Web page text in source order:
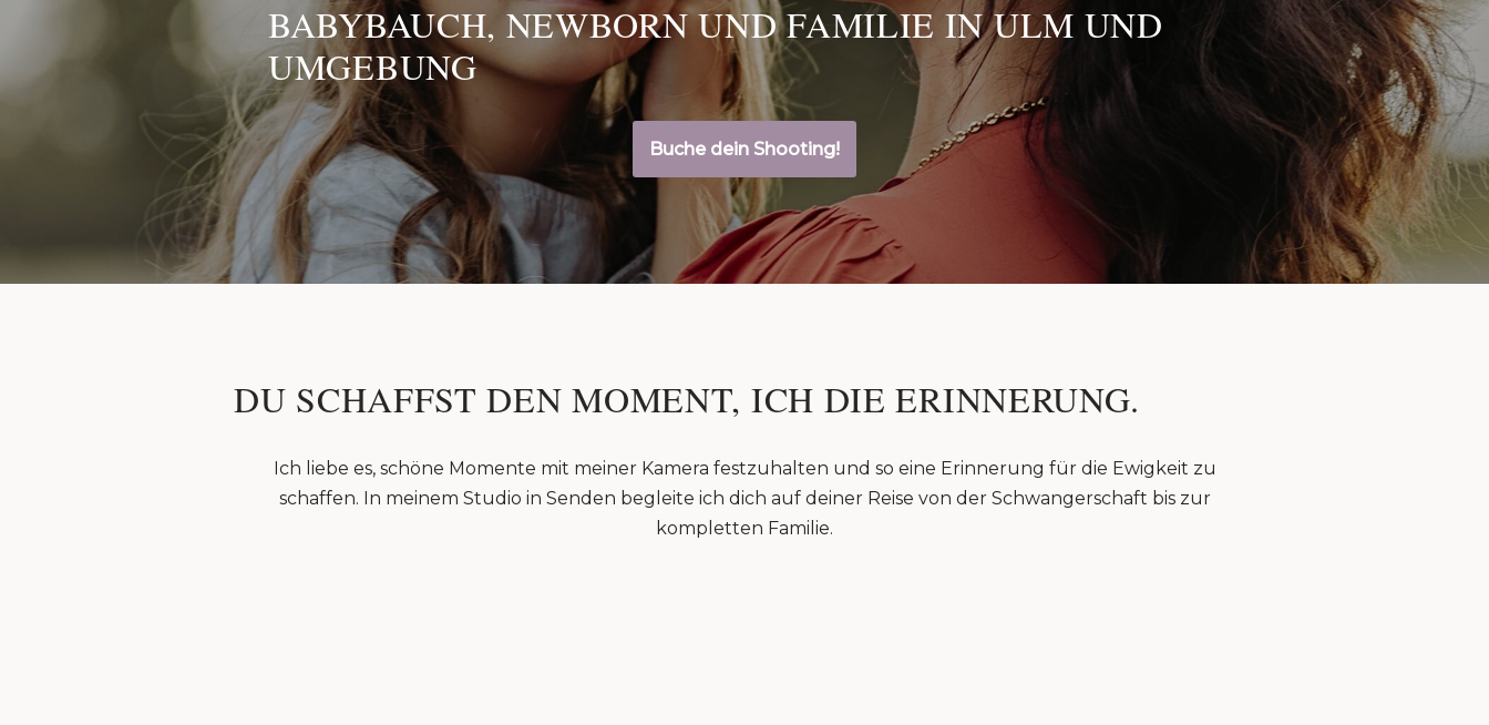
BABYBAUCH, NEWBORN UND FAMILIE IN ULM UND
UMGEBUNG
Buche dein Shooting!
DU SCHAFFST DEN MOMENT, ICH DIE ERINNERUNG.
Ich liebe es, schöne Momente mit meiner Kamera festzuhalten und so eine Erinnerung für die Ewigkeit zu
schaffen. In meinem Studio in Senden begleite ich dich auf deiner Reise von der Schwangerschaft bis zur
kompletten Familie.